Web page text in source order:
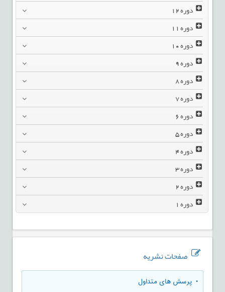
دوره12
دوره11
دوره10
دوره9
دوره8
دوره7
دوره6
دوره5
دوره4
دوره3
دوره2
دوره1
صفحات نشریه
• پرسش های متداول